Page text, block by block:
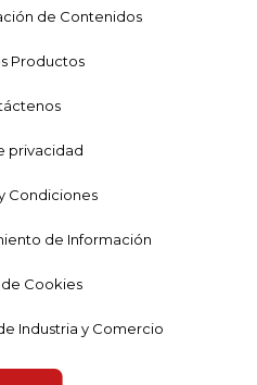
de Contenidos
Productos
privacidad
Condiciones
de Información
Cookies
Industria y Comercio